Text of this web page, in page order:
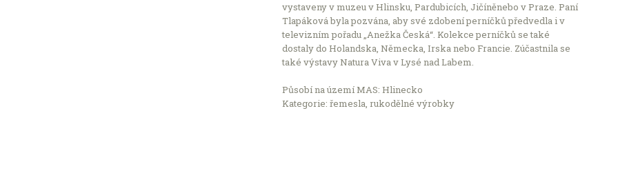
Leaflet
Počet podniků v nabídce: 2504
vystaveny v muzeu v Hlinsku, Pardubicích, Jičíněnebo v Praze. Paní
Tlapáková byla pozvána, aby své zdobení perníčků předvedla i v
televizním pořadu „Anežka Česká“. Kolekce perníčků se také
dostaly do Holandska, Německa, Irska nebo Francie. Zúčastnila se
také výstavy Natura Viva v Lysé nad Labem.
Působí na území MAS: Hlinecko
Kategorie: řemesla, rukodělné výrobky